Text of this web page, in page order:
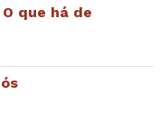
que há de